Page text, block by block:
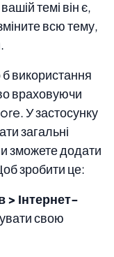
темі він є,
всю тему,
використання
враховуючи
У застосунку
загальні
зможете додати
зробити це:
> Інтернет-
свою